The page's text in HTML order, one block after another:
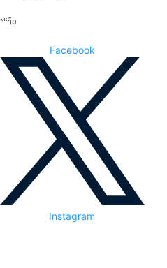
Niño
Facebook
Instagram